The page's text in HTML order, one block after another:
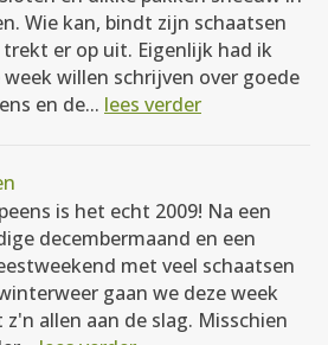
Wie kan, bindt zijn schaatsen
er op uit. Eigenlijk had ik
week willen schrijven over goede
en de... lees verder
is het echt 2009! Na een
decembermaand en een
met veel schaatsen
gaan we deze week
allen aan de slag. Misschien